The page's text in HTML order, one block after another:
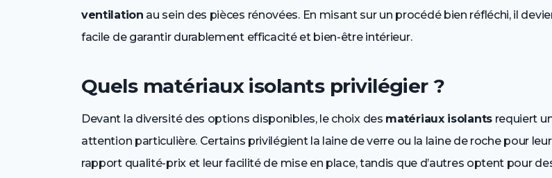
ventilation au sein des pièces rénovées. En misant sur un procédé bien réfléchi, il
facile de garantir durablement efficacité et bien-être intérieur.
Quels matériaux isolants privilégier ?
Devant la diversité des options disponibles, le choix des matériaux isolantsrequiert
attention particulière. Certains privilégient la laine de verre ou la laine de roche pour leur
rapport qualité-prix et leur facilité de mise en place, tandis que d’autres optent pour